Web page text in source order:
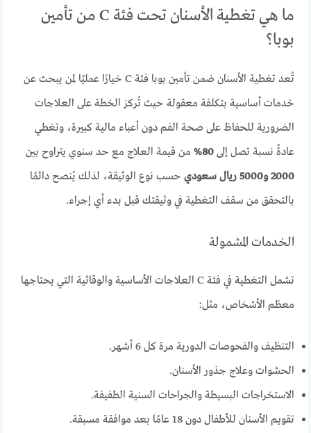
ما هي تغطية الأسنان تحت فئة C من تأمين
بوبا؟
تُعد تغطية الأسنان ضمن تأمين بوبا فئة C خيارًا عمليًا لمن يبحث عن
خدمات أساسية بتكلفة معقولة حيث تُركز الخطة على العلاجات
الضرورية للحفاظ على صحة الفم دون أعباء مالية كبيرة، وتغطي
عادةً نسبة تصل إلى 80%
من قيمة العلاج مع حد سنوي يتراوح بين
2000 و5000 ريال سعودي
حسب نوع الوثيقة، لذلك يُنصح دائمًا
بالتحقق من سقف التغطية في وثيقتك قبل بدء أي إجراء.
الخدمات المشمولة
تشمل التغطية في فئة C العلاجات الأساسية والوقائية التي يحتاجها
معظم الأشخاص، مثل:
التنظيف والفحوصات الدورية مرة كل 6 أشهر.
الحشوات وعلاج جذور الأسنان.
الاستخراجات البسيطة والجراحات السنية الطفيفة.
تقويم الأسنان للأطفال دون 18 عامًا بعد موافقة مسبقة.